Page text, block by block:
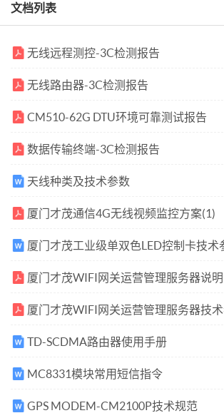
文档列表
无线远程测控-3C检测报告
无线路由器-3C检测报告
CM510-62G DTU环境可靠测试报告
数据传输终端-3C检测报告
天线种类及技术参数
厦门才茂通信4G无线视频监控方案(1)
厦门才茂工业级单双色LED控制卡技术
厦门才茂WIFI网关运营管理服务器说
厦门才茂WIFI网关运营管理服务器技
TD-SCDMA路由器使用手册
MC8331模块常用短信指令
GPS MODEM-CM2100P技术规范